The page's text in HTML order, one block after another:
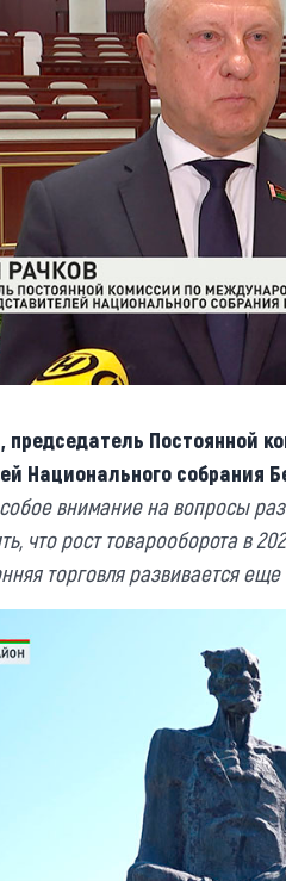
председатель
Национального собрания
внимание на вопросы
что рост товарооборота в
торговля развивается